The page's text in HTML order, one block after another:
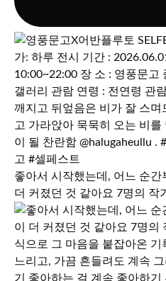
좋아서 시작했는데, 어느 순간
더 커졌던 것 같아요 7명의 작